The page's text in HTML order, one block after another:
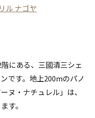
ル ナゴヤ
にある、三國清三シェ
です。地上200mのパノ
ヌ・ナチュレル」は、
す。